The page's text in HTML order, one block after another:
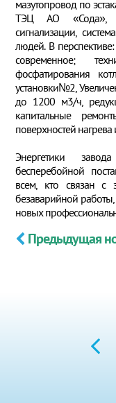
мазутопровод по
ТЭЦ АО «Сода»,
сигнализации,
людей. В
современное;
фосфатирования
установки№2,
до 1200 м3/ч,
капитальные
поверхностей нагрева
Энергетики
бесперебойной
всем, кто связан с
безаварийной
новых
Предыдущая